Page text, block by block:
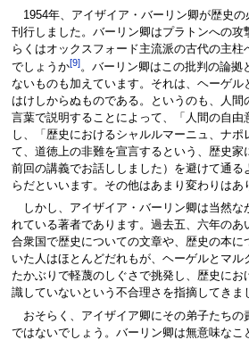
1954年、アイザイア・バーリン卿が歴史の
刊行しました。バーリン卿はプラトンへの攻
らくはオックスフォード主流派の古代の主
でしょうか[9]。バーリン卿はこの批判の論拠
ないものも加えています。それは、ヘーゲル
はけしからぬものである。というのも、人間
言葉で説明することによって、「人間の自由
し、「歴史におけるシャルルマーニュ、ナポ
て、道徳上の非難を宣言するという、歴史家
前回の講義でお話ししました）を避けて通る
らだといいます。その他はあまり変わりはあ
しかし、アイザイア・バーリン卿は当然な
れている著者であります。過去五、六年のあ
合衆国で歴史についての文章や、歴史の本に
いた人はほとんどだれもが、ヘーゲルとマル
たかぶりで軽蔑のしぐさで挑発し、歴史にお
識していないという不合理さを指摘してきま
おそらく、アイザイア卿にその弟子たちの
ではないでしょう。バーリン卿は無意味なこ